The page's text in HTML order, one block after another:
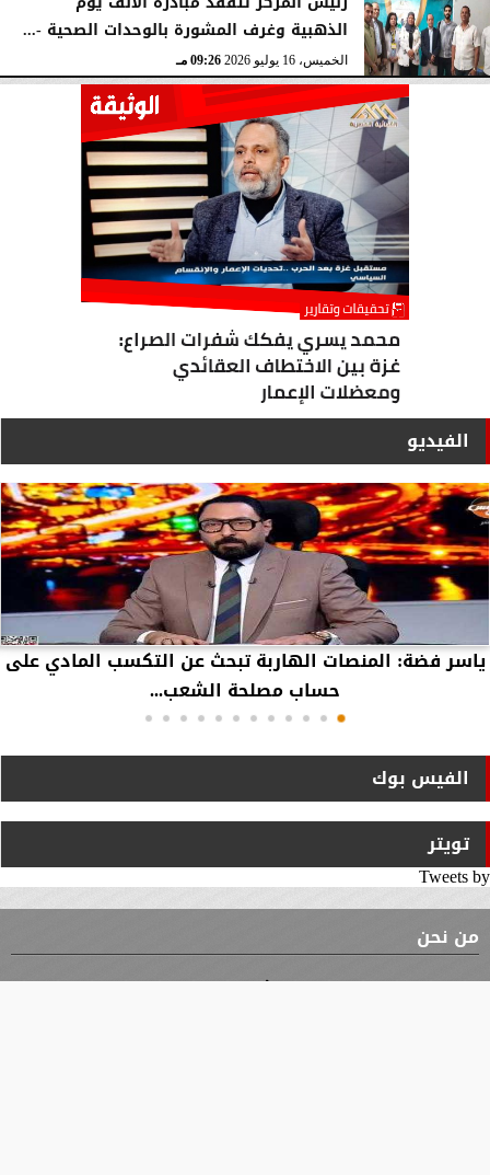
الذهبية وغرف المشورة بالوحدات الصحية -...
الخميس، 16 يوليو 2026 09:26 مـ
الفيديو
ياسر فضة: المنصات الهاربة تبحث عن التكسب المادي على
حساب مصلحة الشعب...
الفيس بوك
تويتر
Tweets by
من نحن